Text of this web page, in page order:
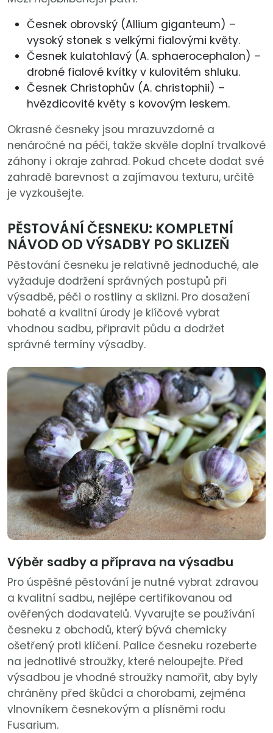
Česnek obrovský (Allium giganteum) –
vysoký stonek s velkými fialovými květy.
Česnek kulatohlavý (A. sphaerocephalon) –
drobné fialové kvítky v kulovitém shluku.
Česnek Christophův (A. christophii) –
hvězdicovité květy s kovovým leskem.
Okrasné česneky jsou mrazuvzdorné a
nenáročné na péči, takže skvěle doplní trvalkové
záhony i okraje zahrad. Pokud chcete dodat své
zahradě barevnost a zajímavou texturu, určitě
je vyzkoušejte.
PĚSTOVÁNÍ ČESNEKU: KOMPLETNÍ
NÁVOD OD VÝSADBY PO SKLIZEŇ
Pěstování česneku je relativně jednoduché, ale
vyžaduje dodržení správných postupů při
výsadbě, péči o rostliny a sklizni. Pro dosažení
bohaté a kvalitní úrody je klíčové vybrat
vhodnou sadbu, připravit půdu a dodržet
správné termíny výsadby.
Výběr sadby a příprava na výsadbu
Pro úspěšné pěstování je nutné vybrat zdravou
a kvalitní sadbu, nejlépe certifikovanou od
ověřených dodavatelů. Vyvarujte se používání
česneku z obchodů, který bývá chemicky
ošetřený proti klíčení. Palice česneku rozeberte
na jednotlivé stroužky, které neloupejte. Před
výsadbou je vhodné stroužky namořit, aby byly
chráněny před škůdci a chorobami, zejména
vlnovníkem česnekovým a plísněmi rodu
Fusarium.